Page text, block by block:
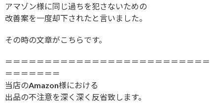
アマゾン様に同じ過ちを犯さないための
改善案を一度却下されたと言いました。
その時の文章がこちらです。
＝＝＝＝＝＝＝＝＝＝＝＝＝＝＝＝＝＝＝＝＝＝＝＝＝＝
＝＝＝＝＝＝＝
当店のAmazon様における
出品の不注意を深く深く反省致します。